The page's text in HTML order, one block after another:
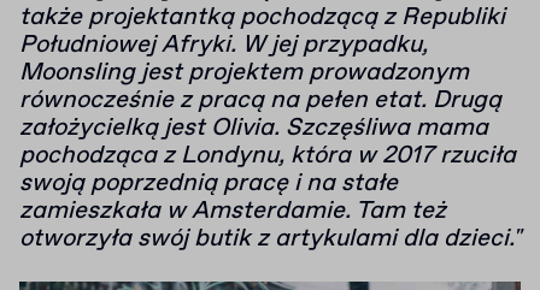
także projektantką pochodzącą z Republiki
Południowej Afryki. W jej przypadku,
Moonsling jest projektem prowadzonym
równocześnie z pracą na pełen etat. Drugą
założycielką jest Olivia. Szczęśliwa mama
pochodząca z Londynu, która w 2017 rzuciła
swoją poprzednią pracę i na stałe
zamieszkała w Amsterdamie. Tam też
otworzyła swój butik z artykulami dla dzieci."